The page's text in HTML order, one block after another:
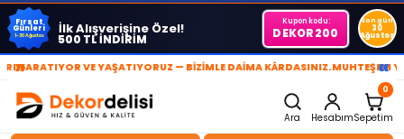
Fırsat
Günleri
1-30 Ağustos İlk Alışverişine Özel!
500 TL İNDİRİM
Kupon kodu:
DEKOR200
Son gün
30
Ağustos
» VE YAŞATIYORUZ — BİZİMLE DAİMA KÂRDASINIZ.MUHTEŞEM «
Ara Hesabım
0
Sepetim